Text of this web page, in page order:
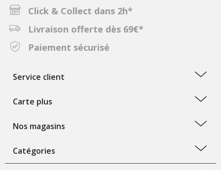
Click & Collect dans 2h*
Livraison offerte dès 69€*
Paiement sécurisé
Service client
Carte plus
Nos magasins
Catégories